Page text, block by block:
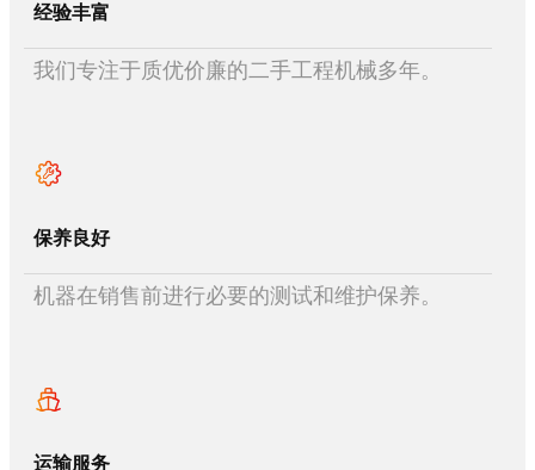
经验丰富
我们专注于质优价廉的二手工程机械多年。
保养良好
机器在销售前进行必要的测试和维护保养。
运输服务